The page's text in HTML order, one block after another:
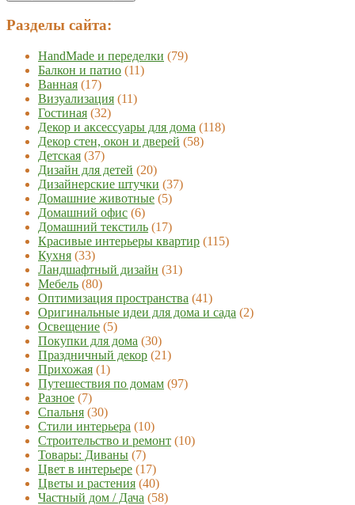
Разделы сайта:
HandMade и переделки (79)
Балкон и патио (11)
Ванная (17)
Визуализация (11)
Гостиная (32)
Декор и аксессуары для дома (118)
Декор стен, окон и дверей (58)
Детская (37)
Дизайн для детей (20)
Дизайнерские штучки (37)
Домашние животные (5)
Домашний офис (6)
Домашний текстиль (17)
Красивые интерьеры квартир (115)
Кухня (33)
Ландшафтный дизайн (31)
Мебель (80)
Оптимизация пространства (41)
Оригинальные идеи для дома и сада (2)
Освещение (5)
Покупки для дома (30)
Праздничный декор (21)
Прихожая (1)
Путешествия по домам (97)
Разное (7)
Спальня (30)
Стили интерьера (10)
Строительство и ремонт (10)
Товары: Диваны (7)
Цвет в интерьере (17)
Цветы и растения (40)
Частный дом / Дача (58)